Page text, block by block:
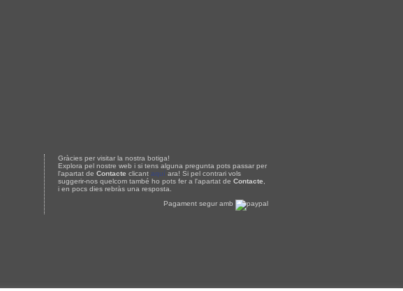
Gràcies per visitar la nostra botiga!
Explora pel nostre web i si tens alguna pregunta pots passar per
l'apartat deContacte clicantaquí ara! Si pel contrari vols
suggerir-nos quelcom també ho pots fer a l'apartat de Contacte
i en pocs dies rebràs una resposta.
Pagament segur amb